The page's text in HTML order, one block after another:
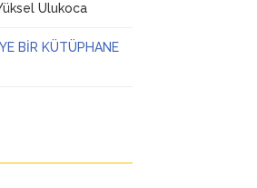
Ulukoca
BİR KÜTÜPHANE